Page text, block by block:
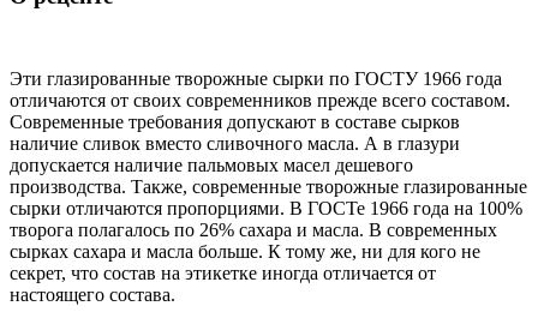
Эти глазированные творожные сырки по ГОСТУ 1966 года
отличаются от своих современников прежде всего составом.
Современные требования допускают в составе сырков
наличие сливок вместо сливочного масла. А в глазури
допускается наличие пальмовых масел дешевого
производства. Также, современные творожные глазированные
сырки отличаются пропорциями. В ГОСТе 1966 года на 100%
творога полагалось по 26% сахара и масла. В современных
сырках сахара и масла больше. К тому же, ни для кого не
секрет, что состав на этикетке иногда отличается от
настоящего состава.